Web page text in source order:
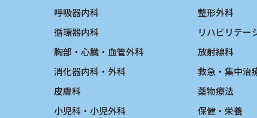
呼吸器内科
循環器内科
胸部・心臓・血管外科
消化器内科・外科
皮膚科
小児科・小児外科
整形外科
リハビリテー
放射線科
救急・集中治
薬物療法
保健・栄養